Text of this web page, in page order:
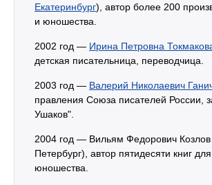
Екатеринбург), автор более 200
и юношества.
2002 год — Ирина Петровна
детская писательница, переводчица.
2003 год — Валерий Николаевич
правления Союза писателей России,
Ушаков".
2004 год — Вильям Федорович Козлов
Петербург), автор пятидесяти книг
юношества.